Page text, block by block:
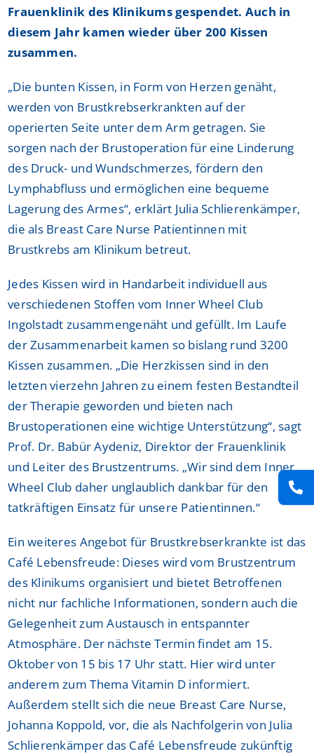
Frauenklinik des Klinikums gespendet. Auch in
diesem Jahr kamen wieder über 200 Kissen
zusammen.
„Die bunten Kissen, in Form von Herzen genäht,
werden von Brustkrebserkrankten auf der
operierten Seite unter dem Arm getragen. Sie
sorgen nach der Brustoperation für eine Linderung
des Druck- und Wundschmerzes, fördern den
Lymphabfluss und ermöglichen eine bequeme
Lagerung des Armes“, erklärt Julia Schlierenkämper,
die als Breast Care Nurse Patientinnen mit
Brustkrebs am Klinikum betreut.
Jedes Kissen wird in Handarbeit individuell aus
verschiedenen Stoffen vom Inner Wheel Club
Ingolstadt zusammengenäht und gefüllt. Im Laufe
der Zusammenarbeit kamen so bislang rund 3200
Kissen zusammen. „Die Herzkissen sind in den
letzten vierzehn Jahren zu einem festen Bestandteil
der Therapie geworden und bieten nach
Brustoperationen eine wichtige Unterstützung“, sagt
Prof. Dr. Babür Aydeniz, Direktor der Frauenklinik
und Leiter des Brustzentrums. „Wir sind dem Inner
Wheel Club daher unglaublich dankbar für den
tatkräftigen Einsatz für unsere Patientinnen.“
Ein weiteres Angebot für Brustkrebserkrankte ist das
Café Lebensfreude: Dieses wird vom Brustzentrum
des Klinikums organisiert und bietet Betroffenen
nicht nur fachliche Informationen, sondern auch die
Gelegenheit zum Austausch in entspannter
Atmosphäre. Der nächste Termin findet am 15.
Oktober von 15 bis 17 Uhr statt. Hier wird unter
anderem zum Thema Vitamin D informiert.
Außerdem stellt sich die neue Breast Care Nurse,
Johanna Koppold, vor, die als Nachfolgerin von Julia
Schlierenkämper das Café Lebensfreude zukünftig